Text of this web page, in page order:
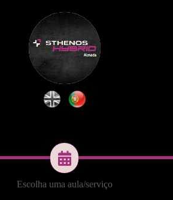
Escolha uma aula/serviço